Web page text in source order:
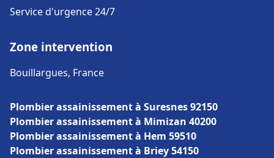
Service d'urgence 24/7
Zone intervention
Bouillargues, France
Plombier assainissement à Suresnes 92150
Plombier assainissement à Mimizan 40200
Plombier assainissement à Hem 59510
Plombier assainissement à Briey 54150